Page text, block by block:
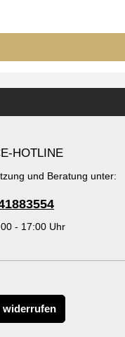
HOTLINE
und Beratung unter:
- 17:00 Uhr
widerrufen